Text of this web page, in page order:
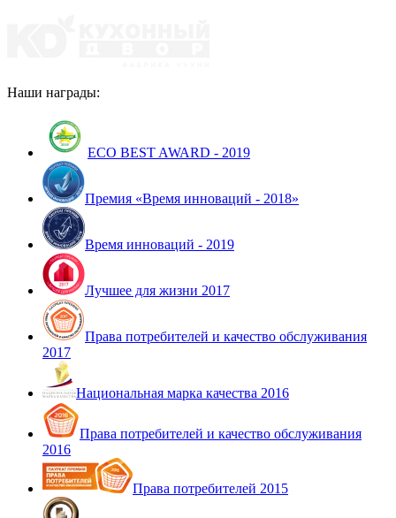
Наши награды:
ECO BEST AWARD - 2019
Премия «Время инноваций - 2018»
Время инноваций - 2019
Лучшее для жизни 2017
Права потребителей и качество обслуживания
2017
Национальная марка качества 2016
Права потребителей и качество обслуживания
2016
Права потребителей 2015